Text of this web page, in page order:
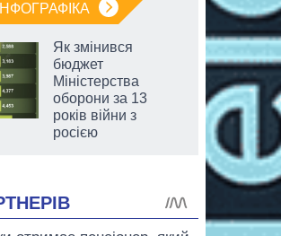
ІНФОГРАФІКА
Як змінився
бюджет
Міністерства
оборони за 13
років війни з
росією